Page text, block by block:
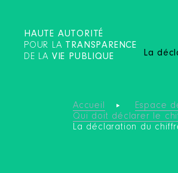
HAUTE AUTORITÉ
POUR LA TRANSPARENCE
DE LA VIE PUBLIQUE
Accueil Espace
Qui doit déclarer le
La déclaration du
La